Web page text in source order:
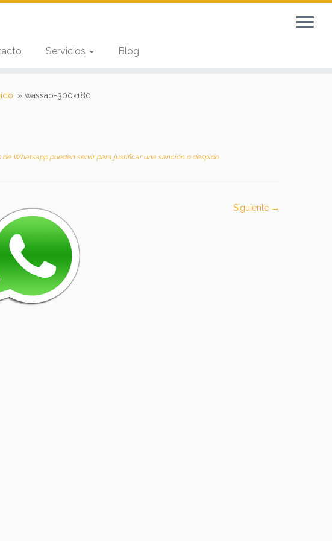
Servicios Blog
» wassap-300×180
Whatsapp pueden servir para justificar una sanción o despido..
Siguiente →